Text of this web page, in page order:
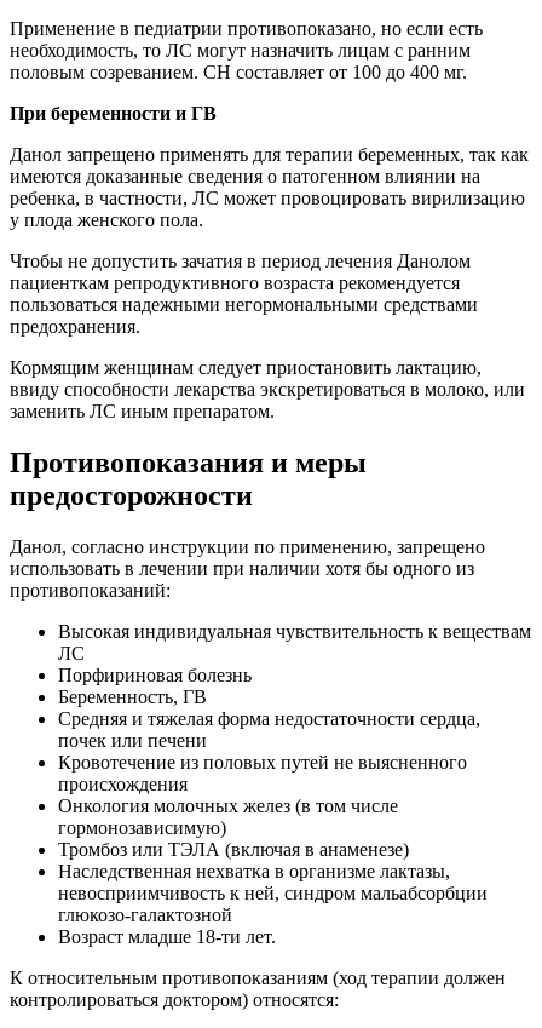
Применение в педиатрии противопоказано, но если есть
необходимость, то ЛС могут назначить лицам с ранним
половым созреванием. СН составляет от 100 до 400 мг.
При беременности и ГВ
Данол запрещено применять для терапии беременных, так как
имеются доказанные сведения о патогенном влиянии на
ребенка, в частности, ЛС может провоцировать вирилизацию
у плода женского пола.
Чтобы не допустить зачатия в период лечения Данолом
пациенткам репродуктивного возраста рекомендуется
пользоваться надежными негормональными средствами
предохранения.
Кормящим женщинам следует приостановить лактацию,
ввиду способности лекарства экскретироваться в молоко, или
заменить ЛС иным препаратом.
Противопоказания и меры
предосторожности
Данол, согласно инструкции по применению, запрещено
использовать в лечении при наличии хотя бы одного из
противопоказаний:
Высокая индивидуальная чувствительность к веществам
ЛС
Порфириновая болезнь
Беременность, ГВ
Средняя и тяжелая форма недостаточности сердца,
почек или печени
Кровотечение из половых путей не выясненного
происхождения
Онкология молочных желез (в том числе
гормонозависимую)
Тромбоз или ТЭЛА (включая в анаменезе)
Наследственная нехватка в организме лактазы,
невосприимчивость к ней, синдром мальабсорбции
глюкозо-галактозной
Возраст младше 18-ти лет.
К относительным противопоказаниям (ход терапии должен
контролироваться доктором) относятся: